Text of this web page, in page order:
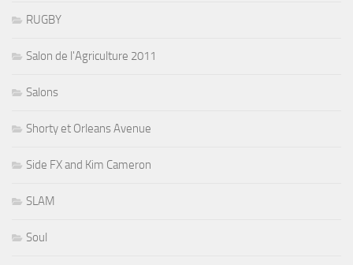
RUGBY
Salon de l'Agriculture 2011
Salons
Shorty et Orleans Avenue
Side FX and Kim Cameron
SLAM
Soul